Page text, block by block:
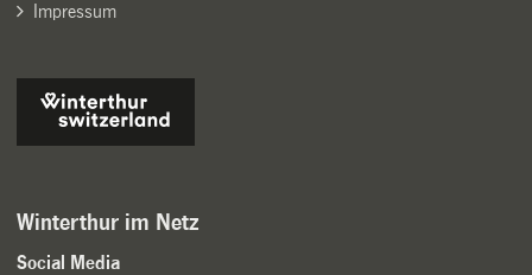
Impressum
Winterthur im Netz
Social Media